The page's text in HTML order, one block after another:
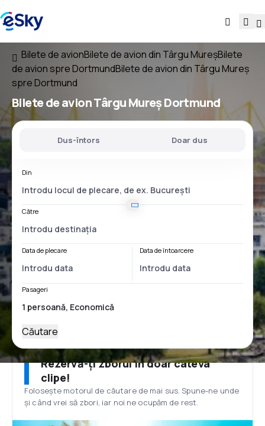
Bilete de avionBilete de avion din Târgu MureșBilete
de avion spre DortmundBilete de avion din Târgu Mureș
spre Dortmund
Bilete de avionTârgu Mureș Dortmund
Dus-întors Doar dus
Din
Către
Data de plecare Data de întoarcere
Pasageri
Căutare
Rezervă-ți zborul în doar câteva
clipe!
Folosește motorul de căutare de mai sus. Spune-ne unde
și când vrei să zbori, iar noi ne ocupăm de rest.